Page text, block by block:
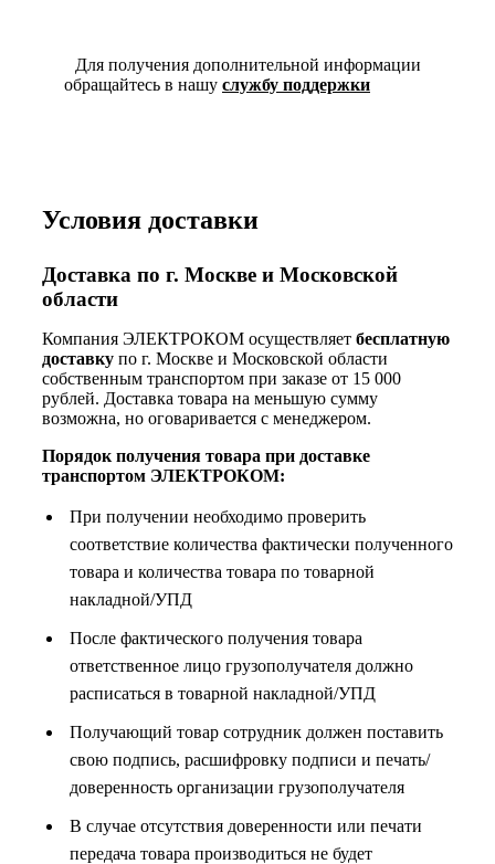
Для получения дополнительной информации
обращайтесь в нашу службу поддержки
Условия доставки
Доставка по г. Москве и Московской
области
Компания ЭЛЕКТРОКОМ осуществляет бесплатную
доставку по г. Москве и Московской области
собственным транспортом при заказе от 15 000
рублей. Доставка товара на меньшую сумму
возможна, но оговаривается с менеджером.
Порядок получения товара при доставке
транспортом ЭЛЕКТРОКОМ:
При получении необходимо проверить
соответствие количества фактически полученного
товара и количества товара по товарной
накладной/УПД
После фактического получения товара
ответственное лицо грузополучателя должно
расписаться в товарной накладной/УПД
Получающий товар сотрудник должен поставить
свою подпись, расшифровку подписи и печать/
доверенность организации грузополучателя
В случае отсутствия доверенности или печати
передача товара производиться не будет